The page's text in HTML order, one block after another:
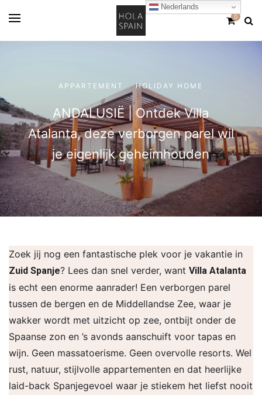
0
APPARTEMENT / HOLIDAY HOME
ANDALUSIË | Ontdek Villa
Atalanta, deze verborgen parel wil
je eigenlijk geheimhouden
Zoek jij nog een fantastische plek voor je vakantie in
Zuid Spanje? Lees dan snel verder, want Villa Atalanta
is echt een enorme aanrader! Een verborgen parel
tussen de bergen en de Middellandse Zee, waar je
wakker wordt met uitzicht op zee, ontbijt onder de
Spaanse zon en ’s avonds aanschuift voor tapas en
wijn. Geen massatoerisme. Geen overvolle resorts. Wel
rust, natuur, stijlvolle appartementen en dat heerlijke
laid-back Spanjegevoel waar je stiekem het liefst nooit
Nederlands